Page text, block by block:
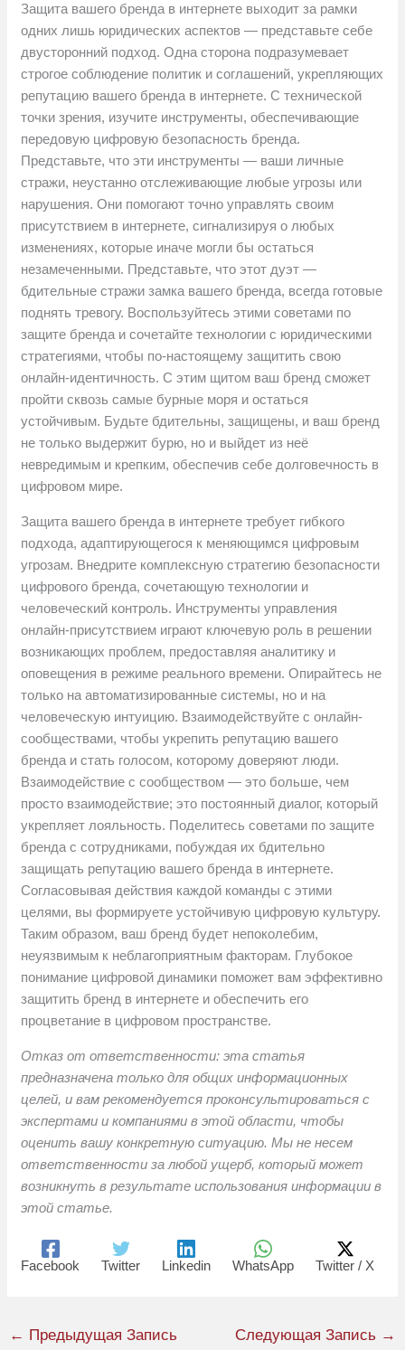
Защита вашего бренда в интернете выходит за рамки
одних лишь юридических аспектов — представьте себе
двусторонний подход. Одна сторона подразумевает
строгое соблюдение политик и соглашений, укрепляющих
репутацию вашего бренда в интернете. С технической
точки зрения, изучите инструменты, обеспечивающие
передовую цифровую безопасность бренда.
Представьте, что эти инструменты — ваши личные
стражи, неустанно отслеживающие любые угрозы или
нарушения. Они помогают точно управлять своим
присутствием в интернете, сигнализируя о любых
изменениях, которые иначе могли бы остаться
незамеченными. Представьте, что этот дуэт —
бдительные стражи замка вашего бренда, всегда готовые
поднять тревогу. Воспользуйтесь этими советами по
защите бренда и сочетайте технологии с юридическими
стратегиями, чтобы по-настоящему защитить свою
онлайн-идентичность. С этим щитом ваш бренд сможет
пройти сквозь самые бурные моря и остаться
устойчивым. Будьте бдительны, защищены, и ваш бренд
не только выдержит бурю, но и выйдет из неё
невредимым и крепким, обеспечив себе долговечность в
цифровом мире.
Защита вашего бренда в интернете требует гибкого
подхода, адаптирующегося к меняющимся цифровым
угрозам. Внедрите комплексную стратегию безопасности
цифрового бренда, сочетающую технологии и
человеческий контроль. Инструменты управления
онлайн-присутствием играют ключевую роль в решении
возникающих проблем, предоставляя аналитику и
оповещения в режиме реального времени. Опирайтесь не
только на автоматизированные системы, но и на
человеческую интуицию. Взаимодействуйте с онлайн-
сообществами, чтобы укрепить репутацию вашего
бренда и стать голосом, которому доверяют люди.
Взаимодействие с сообществом — это больше, чем
просто взаимодействие; это постоянный диалог, который
укрепляет лояльность. Поделитесь советами по защите
бренда с сотрудниками, побуждая их бдительно
защищать репутацию вашего бренда в интернете.
Согласовывая действия каждой команды с этими
целями, вы формируете устойчивую цифровую культуру.
Таким образом, ваш бренд будет непоколебим,
неуязвимым к неблагоприятным факторам. Глубокое
понимание цифровой динамики поможет вам эффективно
защитить бренд в интернете и обеспечить его
процветание в цифровом пространстве.
Отказ от ответственности: эта статья
предназначена только для общих информационных
целей, и вам рекомендуется проконсультироваться с
экспертами и компаниями в этой области, чтобы
оценить вашу конкретную ситуацию. Мы не несем
ответственности за любой ущерб, который может
возникнуть в результате использования информации в
этой статье.
Facebook Twitter Linkedin WhatsApp Twitter / X
← Предыдущая Запись Следующая Запись →